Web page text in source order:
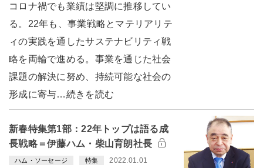
コロナ禍でも業績は堅調に推移してい
る。22年も、事業戦略とマテリアリテ
ィの実践を通したサステナビリティ戦
略を両輪で進める。事業を通じた社会
課題の解決に努め、持続可能な社会の
形成に寄与…続きを読む
新春特集第1部：22年トップは語る成
長戦略＝伊藤ハム・柴山育朗社長
ハム・ソーセージ 特集 2022.01.01